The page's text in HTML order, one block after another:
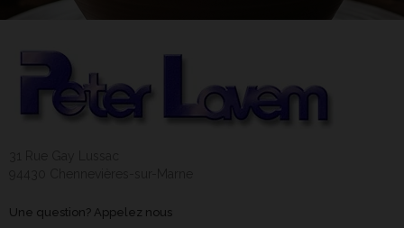
Une question? Appelez nous